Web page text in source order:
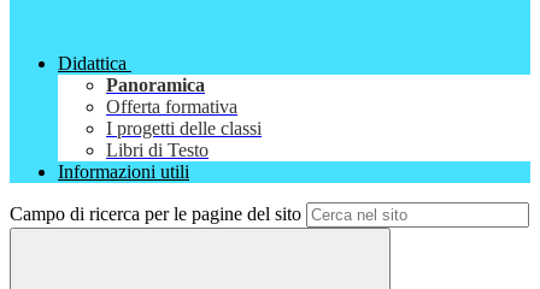
Didattica
Panoramica
Offerta formativa
I progetti delle classi
Libri di Testo
Informazioni utili
Campo di ricerca per le pagine del sito